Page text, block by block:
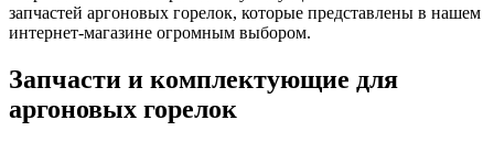
запчастей аргоновых горелок, которые представлены в нашем
интернет-магазине огромным выбором.
Запчасти и комплектующие для
аргоновых горелок